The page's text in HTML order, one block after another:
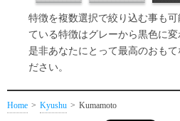
特徴を複数選択で絞り込む事も
ている特徴はグレーから黒色に変
是非あなたにとって最高のおもて
ださい。
Home Kyushu Kumamoto